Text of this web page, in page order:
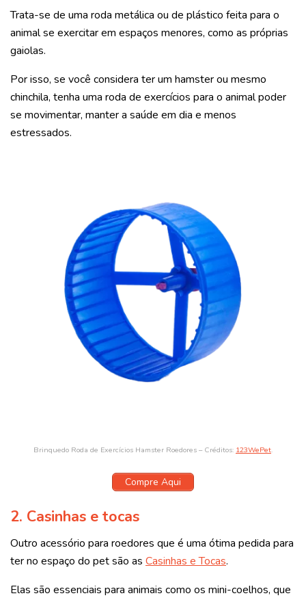
Trata-se de uma roda metálica ou de plástico feita para o
animal se exercitar em espaços menores, como as próprias
gaiolas.
Por isso, se você considera ter um hamster ou mesmo
chinchila, tenha uma roda de exercícios para o animal poder
se movimentar, manter a saúde em dia e menos
estressados.
Brinquedo Roda de Exercícios Hamster Roedores – Créditos: 123WePet.
Compre Aqui
2. Casinhas e tocas
Outro acessório para roedores que é uma ótima pedida para
ter no espaço do pet são as Casinhas e Tocas.
Elas são essenciais para animais como os mini-coelhos, que